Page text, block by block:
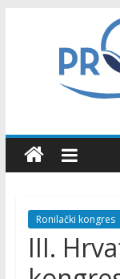
L
A
V
Ronilački kongres
III.